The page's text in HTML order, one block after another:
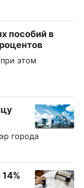
пособий в
этом
города